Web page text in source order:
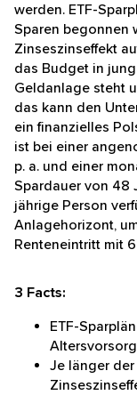
werden. ETF-
Sparen begonnen
Zinseszinseffekt
das Budget in
Geldanlage steht
das kann den
ein finanzielles
ist bei einer
p. a. und einer
Spardauer von 48
jährige Person
Anlagehorizont,
Renteneintritt mit
3 Facts:
ETF-
Je länger